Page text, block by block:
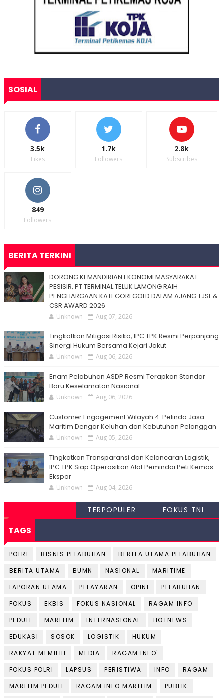
SOSIAL
3.5k
Likes
1.7k
Followers
2.8k
Subscribes
849
Followers
BERITA TERKINI
DORONG KEMANDIRIAN EKONOMI MASYARAKAT
PESISIR, PT TERMINAL TELUK LAMONG RAIH
PENGHARGAAN KATEGORI GOLD DALAM AJANG TJSL &
CSR AWARD 2026
Unknown Aug 07, 2026
Tingkatkan Mitigasi Risiko, IPC TPK Resmi Perpanjang
Sinergi Hukum Bersama Kejari Jakut
Unknown Aug 06, 2026
Enam Pelabuhan ASDP Resmi Terapkan Standar
Baru Keselamatan Nasional
Unknown Aug 06, 2026
Customer Engagement Wilayah 4: Pelindo Jasa
Maritim Dengar Keluhan dan Kebutuhan Pelanggan
Unknown Aug 05, 2026
Tingkatkan Transparansi dan Kelancaran Logistik,
IPC TPK Siap Operasikan Alat Pemindai Peti Kemas
Ekspor
Unknown Aug 04, 2026
TERPOPULER FOKUS TNI
TAGS
POLRI BISNIS PELABUHAN
BERITA UTAMA PELABUHAN
BERITA UTAMA
BUMN NASIONAL
MARITIME
LAPORAN UTAMA
PELAYARAN OPINI
PELABUHAN
FOKUS
EKBIS FOKUS NASIONAL
RAGAM INFO
PEDULI
MARITIM INTERNASIONAL
HOTNEWS
EDUKASI
SOSOK LOGISTIK
HUKUM
RAKYAT MEMILIH
MEDIA
RAGAM INFO'
FOKUS POLRI
LAPSUS PERISTIWA INFO
RAGAM
MARITIM PEDULI
RAGAM INFO MARITIM
PUBLIK